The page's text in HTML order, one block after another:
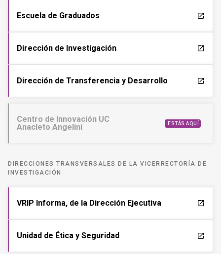
Escuela de Graduados launch
Dirección de Investigación launch
Dirección de Transferencia y Desarrollo launch
Centro de Innovación UC
Anacleto Angelini
ESTÁS AQUÍ
DIRECCIONES TRANSVERSALES DE LA VICERRECTORÍA DE
INVESTIGACIÓN
VRIP Informa, de la Dirección Ejecutiva launch
Unidad de Ética y Seguridad launch